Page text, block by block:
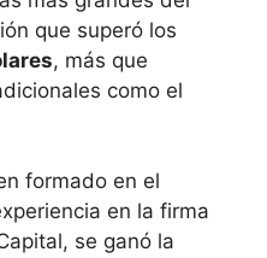
que superó los
, más que
como el
formado en el
en la firma
se ganó la